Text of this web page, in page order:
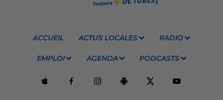
ACCUEIL ACTUS LOCALES RADIO
EMPLOI AGENDA PODCASTS